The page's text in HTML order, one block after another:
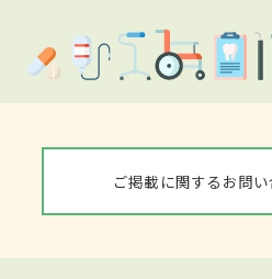
ご掲載に関するお問